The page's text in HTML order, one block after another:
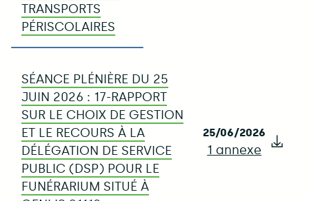
TRANSPORTS
PÉRISCOLAIRES
SÉANCE PLÉNIÈRE DU 25
JUIN 2026 : 17-RAPPORT
SUR LE CHOIX DE GESTION
ET LE RECOURS À LA
DÉLÉGATION DE SERVICE
PUBLIC (DSP) POUR LE
FUNÉRARIUM SITUÉ À
25/06/2026
1 annexe